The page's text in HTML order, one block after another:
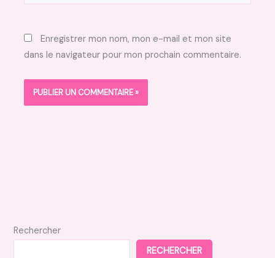
Enregistrer mon nom, mon e-mail et mon site
dans le navigateur pour mon prochain commentaire.
Rechercher
RECHERCHER